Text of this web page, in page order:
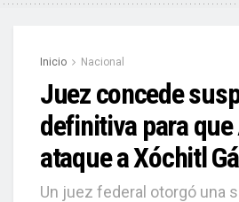
Inicio Nacional
Juez concede
definitiva para que
ataque a Xóchitl
Un juez federal otorgó una